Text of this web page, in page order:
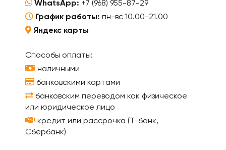
WhatsApp: +7 (968) 955-87-29
График работы: пн-вс 10.00-21.00
Яндекс карты
Способы оплаты:
наличными
банковскими картами
банковским переводом как физическое
или юридическое лицо
кредит или рассрочка (Т-банк,
Сбербанк)